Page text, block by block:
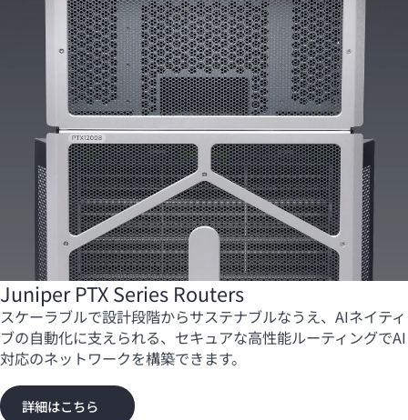
Juniper PTX Series Routers
スケーラブルで設計段階からサステナブルなうえ、AIネイティ
ブの自動化に支えられる、セキュアな高性能ルーティングでAI
対応のネットワークを構築できます。
詳細はこちら